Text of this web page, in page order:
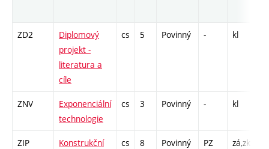
ZD2
Diplomový
projekt -
literatura a
cíle
cs 5 Povinný - kl
ZNV
Exponenciální
technologie
cs 3 Povinný - kl
ZIP
Konstrukční
cs 8 Povinný PZ zá,zk